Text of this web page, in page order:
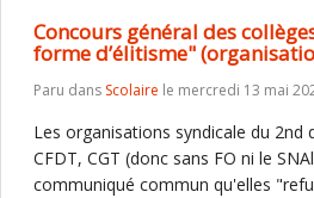
Concours général des
forme d’élitisme"
Paru dans Scolaire le mercredi 13 mai
Les organisations syndicale du 2nd
CFDT, CGT (donc sans FO ni le
communiqué commun qu'elles